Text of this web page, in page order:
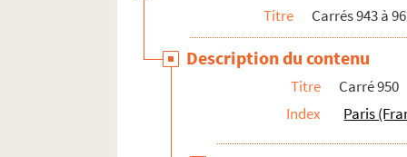
Titre Carrés 943 à
Description du contenu
Titre
Carré 950
Index
Paris